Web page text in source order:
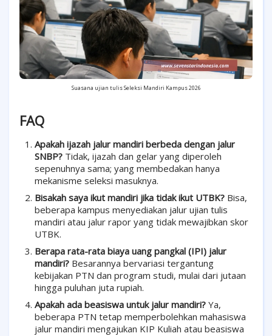
Suasana ujian tulis Seleksi Mandiri Kampus 2026
FAQ
Apakah ijazah jalur mandiri berbeda dengan jalur
SNBP? Tidak, ijazah dan gelar yang diperoleh
sepenuhnya sama; yang membedakan hanya
mekanisme seleksi masuknya.
Bisakah saya ikut mandiri jika tidak ikut UTBK? Bisa,
beberapa kampus menyediakan jalur ujian tulis
mandiri atau jalur rapor yang tidak mewajibkan skor
UTBK.
Berapa rata-rata biaya uang pangkal (IPI) jalur
mandiri? Besarannya bervariasi tergantung
kebijakan PTN dan program studi, mulai dari jutaan
hingga puluhan juta rupiah.
Apakah ada beasiswa untuk jalur mandiri? Ya,
beberapa PTN tetap memperbolehkan mahasiswa
jalur mandiri mengajukan KIP Kuliah atau beasiswa